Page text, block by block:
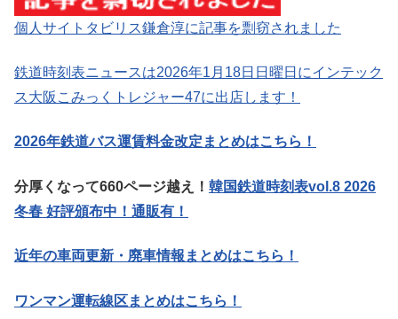
個人サイトタビリス鎌倉淳に記事を剽窃されました
鉄道時刻表ニュースは2026年1月18日日曜日にインテック
ス大阪こみっくトレジャー47に出店します！
2026年鉄道バス運賃料金改定まとめはこちら！
分厚くなって660ページ越え！ 韓国鉄道時刻表vol.8 2026
冬春 好評頒布中！通販有！
近年の車両更新・廃車情報まとめはこちら！
ワンマン運転線区まとめはこちら！